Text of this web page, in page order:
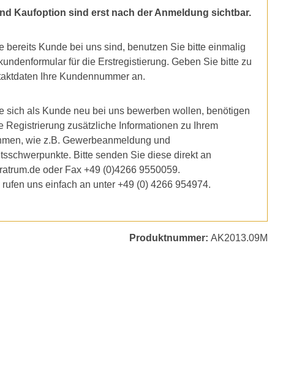
Kaufoption sind erst nach der Anmeldung sichtbar.
bereits Kunde bei uns sind, benutzen Sie bitte einmalig
für die Erstregistierung. Geben Sie bitte zu
Ihre Kundennummer an.
sich als Kunde neu bei uns bewerben wollen, benötigen
Registrierung zusätzliche Informationen zu Ihrem
wie z.B. Gewerbeanmeldung und
Bitte senden Sie diese direkt an
oder Fax +49 (0)4266 9550059.
uns einfach an unter +49 (0) 4266 954974.
Produktnummer: AK2013.09M